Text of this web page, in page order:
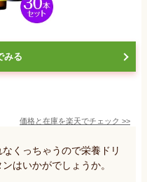
みる
価格と在庫を楽天でチェック >>
くっちゃうので栄養ドリ
はいかがでしょうか。